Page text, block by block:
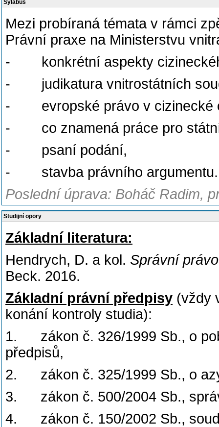
Sylabus
Mezi probíraná témata v rámci
Právní praxe na Ministerstvu
- konkrétní aspekty
- judikatura vnitrostátních
- evropské právo v cizinecké
- co znamená práce pro
- psaní podání,
- stavba právního argumentu.
Poslední úprava: Boháč Radim,
Studijní opory
Základní literatura:
Hendrych, D. a kol. Správní
Beck. 2016.
Základní právní předpisy (vždy
konání kontroly studia):
1. zákon č. 326/1999 Sb., o
předpisů,
2. zákon č. 325/1999 Sb., o
3. zákon č. 500/2004 Sb.,
4. zákon č. 150/2002 Sb.,